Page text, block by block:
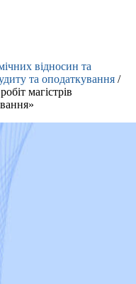
відносин та
та оподаткування /
магістрів